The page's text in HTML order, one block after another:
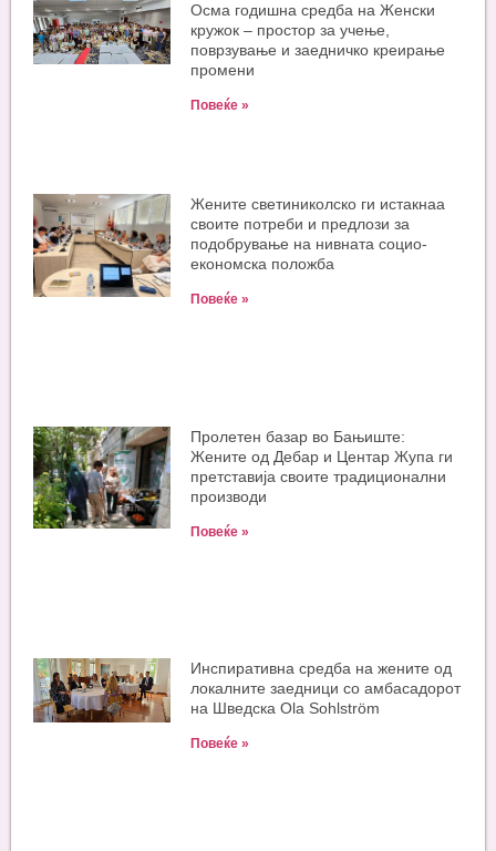
Oсма годишна средба на Женски
кружок – простор за учење,
поврзување и заедничко креирање
промени
Повеќе »
Жените светиниколско ги истакнаа
своите потреби и предлози за
подобрување на нивната социо-
економска положба
Повеќе »
Пролетен базар во Бањиште:
Жените од Дебар и Центар Жупа ги
претставија своите традиционални
производи
Повеќе »
Инспиративна средба на жените од
локалните заедници со амбасадорот
на Шведска Ola Sohlström
Повеќе »